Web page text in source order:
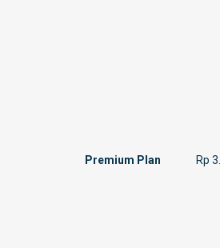
Premium Plan Rp